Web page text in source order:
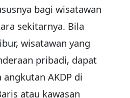
bagi wisatawan
sekitarnya. Bila
wisatawan yang
pribadi, dapat
AKDP di
atau kawasan